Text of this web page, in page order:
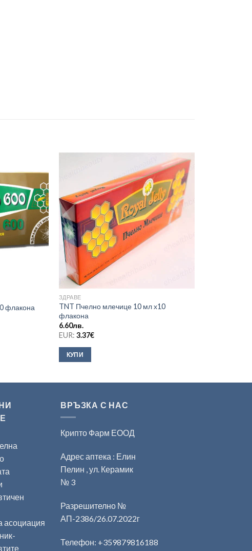
флакона
ЗДРАВЕ
TNT Пчелно млечице 10 мл х10
флакона
6.60лв.
EUR: 3.37€
КУПИ
асоциация
ВРЪЗКА С НАС
Крипто Фарм ЕООД
Адрес аптека : Елин
Пелин , ул. Керамик
№ 3
Разрешително №
АП-2386/26.07.2022г
Телефон: +359879816188